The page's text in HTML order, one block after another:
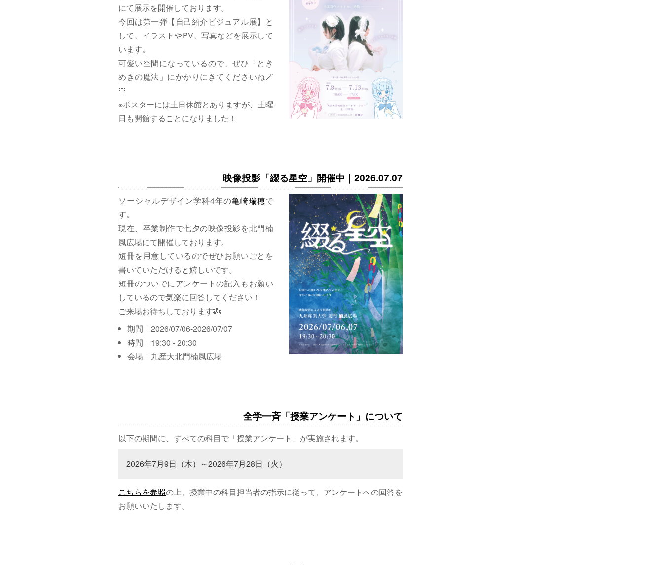
にて展示を開催しております。
今回は第一弾【自己紹介ビジュアル展】と
して、イラストやPV、写真などを展示して
います。
可愛い空間になっているので、ぜひ「とき
めきの魔法」にかかりにきてくださいね🪄
🤍
※ポスターには土日休館とありますが、土曜
日も開館することになりました！
映像投影「綴る星空」開催中｜2026.07.07
ソーシャルデザイン学科4年の亀崎瑞穂で
す。
現在、卒業制作で七夕の映像投影を北門楠
風広場にて開催しております。
短冊を用意しているのでぜひお願いごとを
書いていただけると嬉しいです。
短冊のついでにアンケートの記入もお願い
しているので気楽に回答してください！
ご来場お待ちしております🎋
期間：2026/07/06-2026/07/07
時間：19:30 - 20:30
会場：九産大北門楠風広場
全学一斉「授業アンケート」について
以下の期間に、すべての科目で「授業アンケート」が実施されます。
2026年7月9日（木）～2026年7月28日（火）
こちらを参照の上、授業中の科目担当者の指示に従って、アンケートへの回答を
お願いいたします。